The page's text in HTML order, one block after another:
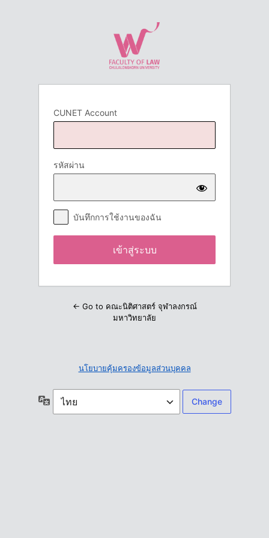
CUNET Account
รหัสผ่าน
บันทึกการใช้งานของฉัน
← Go to คณะนิติศาสตร์ จุฬาลงกรณ์
มหาวิทยาลัย
นโยบายคุ้มครองข้อมูลส่วนบุคคล
ภาษา